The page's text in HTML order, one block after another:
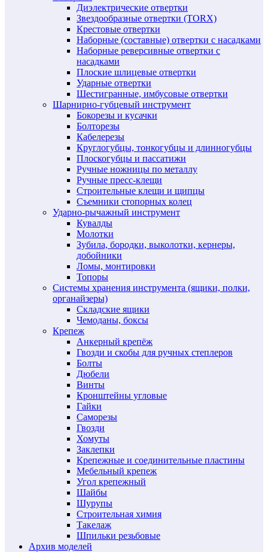
Диэлектрические отвертки
Звездообразные отвертки (TORX)
Крестовые отвертки
Наборные (составные) отвертки с насадками
Наборные реверсивные отвертки с
насадками
Плоские шлицевые отвертки
Ударные отвертки
Шестигранные, имбусовые отвертки
Шарнирно-губцевый инструмент
Бокорезы и кусачки
Болторезы
Кабелерезы
Круглогубцы, тонкогубцы и длинногубцы
Плоскогубцы и пассатижи
Ручные ножницы по металлу
Ручные пресс-клещи
Строительные клещи и щипцы
Съемники стопорных колец
Ударно-рычажный инструмент
Кувалды
Молотки
Зубила, бородки, выколотки, кернеры,
добойники
Ломы, монтировки
Топоры
Системы хранения инструмента (ящики, полки,
органайзеры)
Складские ящики
Чемоданы, боксы
Крепеж
Анкерный крепёж
Гвозди и скобы для ручных степлеров
Болты
Дюбели
Винты
Кронштейны угловые
Гайки
Саморезы
Гвозди
Хомуты
Заклепки
Крепежные и соединительные пластины
Мебельный крепеж
Угол крепежный
Шайбы
Шурупы
Строительная химия
Такелаж
Шпильки резьбовые
Архив моделей